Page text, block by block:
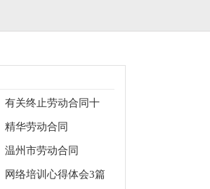
有关终止劳动合同十
篇
精华劳动合同
温州市劳动合同
网络培训心得体会3篇